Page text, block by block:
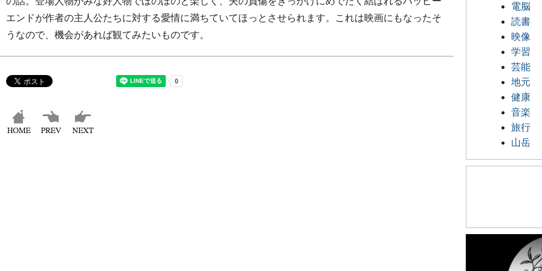
エンドが作者の主人公たちに対する愛情に満ちていてほっとさせられます。これは映画にもなったそ
うなので、機会があれば観てみたいものです。
電脳
読書
映像
学習
芸能
地元
健康
音楽
旅行
山岳